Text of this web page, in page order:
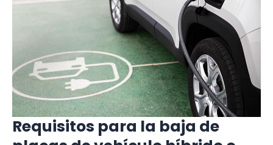
Requisitos para la baja de